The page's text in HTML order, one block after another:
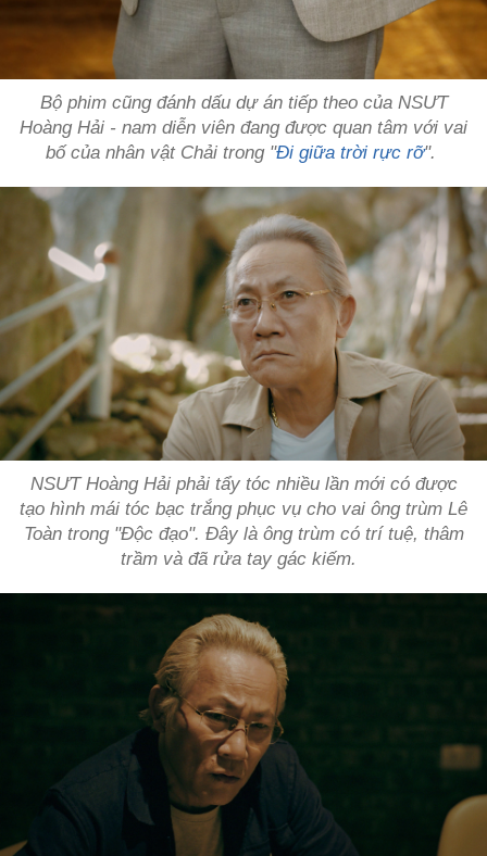
Bộ phim cũng đánh dấu dự án tiếp theo của NSƯT
Hoàng Hải - nam diễn viên đang được quan tâm với vai
bố của nhân vật Chải trong "Đi giữa trời rực rỡ".
NSƯT Hoàng Hải phải tẩy tóc nhiều lần mới có được
tạo hình mái tóc bạc trắng phục vụ cho vai ông trùm Lê
Toàn trong "Độc đạo". Đây là ông trùm có trí tuệ, thâm
trầm và đã rửa tay gác kiếm.